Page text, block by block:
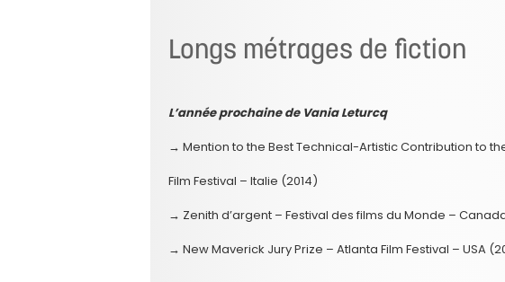
Longs métrages de fiction
L’année prochaine de Vania Leturcq
→ Mention to the Best Technical-Artistic Contribution to
Film Festival – Italie (2014)
→ Zenith d’argent – Festival des films du Monde –
→ New Maverick Jury Prize – Atlanta Film Festival – USA